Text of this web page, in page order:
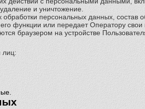
и уничтожение.
персональных данных,
функции или передает Оператору
браузером на устройстве
лиц: